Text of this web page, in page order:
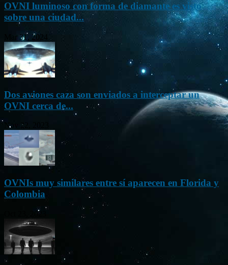
OVNI luminoso con forma de diamante es visto
sobre una ciudad...
Mar 31, 2024
Dos aviones caza son enviados a interceptar un
OVNI cerca de...
Nov 22, 2023
OVNIs muy similares entre sí aparecen en Florida y
Colombia
Oct 23, 2023